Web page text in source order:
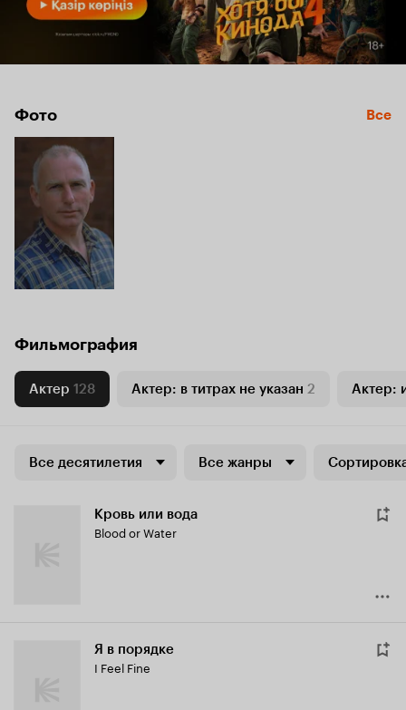
Фото Все
Фильмография
Актер 128 Актер: в титрах не указан 2 Актер:
Все десятилетия Все жанры
Кровь или вода
Blood or Water
Я в порядке
I Feel Fine